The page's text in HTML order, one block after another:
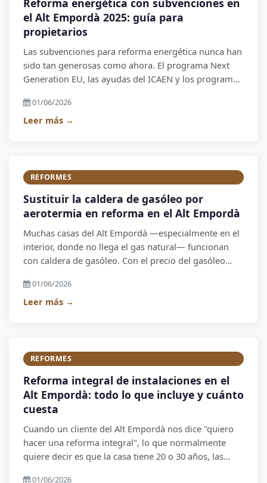
Reforma energética con subvenciones en
el Alt Empordà 2025: guía para
propietarios
Las subvenciones para reforma energética nunca han
sido tan generosas como ahora. El programa Next
Generation EU, las ayudas del ICAEN y los programas
energética entre un 20% y un 50%. El problema es
que la burocracia es compleja y muchos propietarios
01/06/2026
Leer más →
REFORMES
Sustituir la caldera de gasóleo por
aerotermia en reforma en el Alt Empordà
Muchas casas del Alt Empordà —especialmente en el
interior, donde no llega el gas natural— funcionan
con caldera de gasóleo. Con el precio del gasóleo
normativas europeas, sustituir la caldera por una
bomba de calor aerotérmica es la mejor inversión
01/06/2026
Leer más →
REFORMES
Reforma integral de instalaciones en el
Alt Empordà: todo lo que incluye y cuánto
cuesta
Cuando un cliente del Alt Empordà nos dice "quiero
hacer una reforma integral", lo que normalmente
quiere decir es que la casa tiene 20 o 30 años, las
01/06/2026